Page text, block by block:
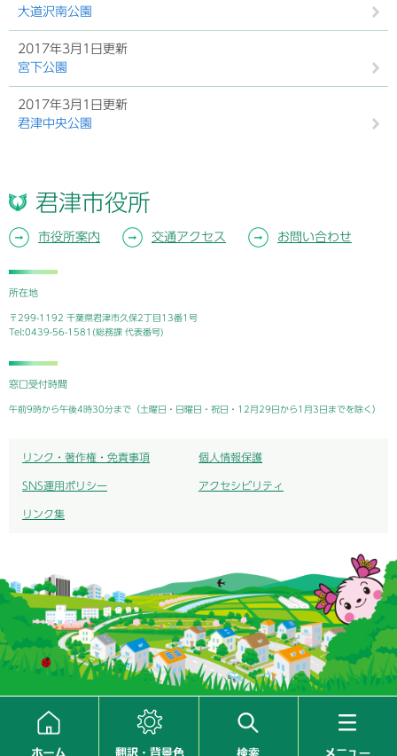
大道沢南公園
2017年3月1日更新
宮下公園
2017年3月1日更新
君津中央公園
君津市役所
市役所案内 交通アクセス お問い合わせ
所在地
〒299-1192 千葉県君津市久保2丁目13番1号
Tel:0439-56-1581(総務課 代表番号)
窓口受付時間
午前9時から午後4時30分まで（土曜日・日曜日・祝日・12月29日から1月3日までを除く）
リンク・著作権・免責事項 個人情報保護
SNS運用ポリシー アクセシビリティ
リンク集